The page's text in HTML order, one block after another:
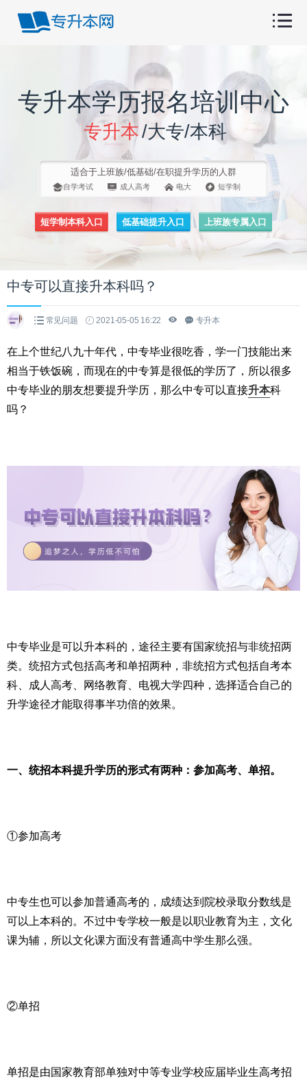
专升本学历报名培训中心
专升本/大专/本科
适合于上班族/低基础/在职提升学历的人群
自学考试 成人高考 电大 短学制
短学制本科入口 低基础提升入口 上班族专属入口
中专可以直接升本科吗？
常见问题 2021-05-05 16:22 专升本
在上个世纪八九十年代，中专毕业很吃香，学一门技能出来
相当于铁饭碗，而现在的中专算是很低的学历了，所以很多
中专毕业的朋友想要提升学历，那么中专可以直接升本科
吗？
中专毕业是可以升本科的，途径主要有国家统招与非统招两
类。统招方式包括高考和单招两种，非统招方式包括自考本
科、成人高考、网络教育、电视大学四种，选择适合自己的
升学途径才能取得事半功倍的效果。
一、统招本科提升学历的形式有两种：参加高考、单招。
①参加高考
中专生也可以参加普通高考的，成绩达到院校录取分数线是
可以上本科的。不过中专学校一般是以职业教育为主，文化
课为辅，所以文化课方面没有普通高中学生那么强。
②单招
单招是由国家教育部单独对中等专业学校应届毕业生高考招